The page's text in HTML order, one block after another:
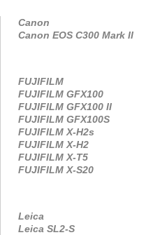
Canon
Canon EOS C300 Mark II
FUJIFILM
FUJIFILM GFX100
FUJIFILM GFX100 II
FUJIFILM GFX100S
FUJIFILM X-H2s
FUJIFILM X-H2
FUJIFILM X-T5
FUJIFILM X-S20
Leica
Leica SL2-S